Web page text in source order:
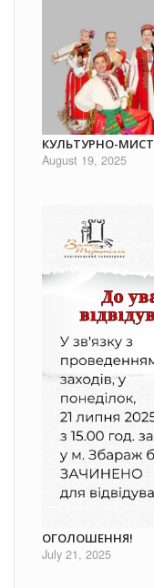
КУЛЬТУРНО-
August 19, 2025
ОГОЛОШЕННЯ!
July 21, 2025